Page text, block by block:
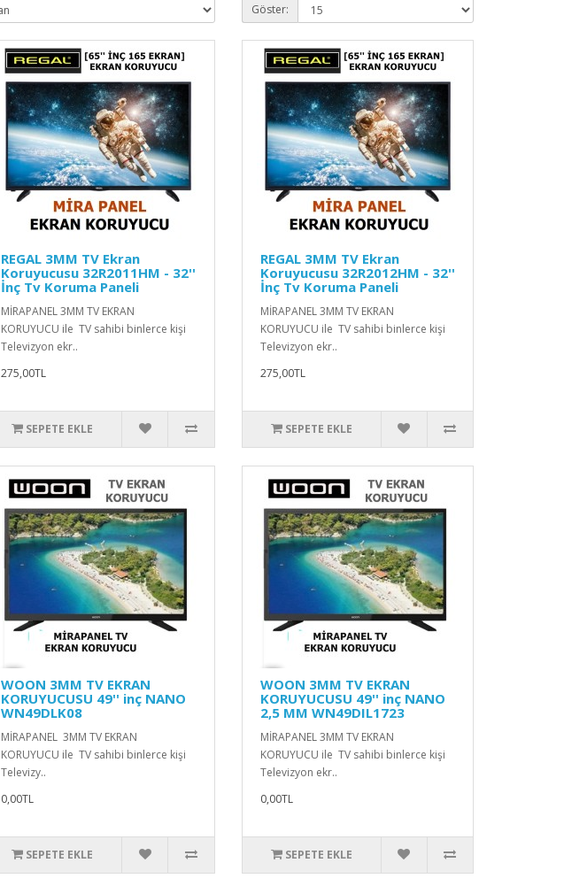
Göster:
REGAL 3MM TV Ekran
Koruyucusu 32R2011HM - 32''
İnç Tv Koruma Paneli
MİRAPANEL 3MM TV EKRAN
KORUYUCU ile TV sahibi binlerce kişi
Televizyon ekr..
275,00TL
SEPETE EKLE
REGAL 3MM TV Ekran
Koruyucusu 32R2012HM - 32''
İnç Tv Koruma Paneli
MİRAPANEL 3MM TV EKRAN
KORUYUCU ile TV sahibi binlerce kişi
Televizyon ekr..
275,00TL
SEPETE EKLE
WOON 3MM TV EKRAN
KORUYUCUSU 49'' inç NANO
WN49DLK08
MİRAPANEL 3MM TV EKRAN
KORUYUCU ile TV sahibi binlerce kişi
Televizy..
0,00TL
SEPETE EKLE
WOON 3MM TV EKRAN
KORUYUCUSU 49'' inç NANO
2,5 MM WN49DIL1723
MİRAPANEL 3MM TV EKRAN
KORUYUCU ile TV sahibi binlerce kişi
Televizyon ekr..
0,00TL
SEPETE EKLE